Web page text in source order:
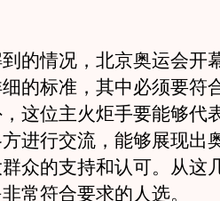
情况，北京奥运会开
的标准，其中必须要符
这位主火炬手要能够代
进行交流，能够展现出
众的支持和认可。从这
常符合要求的人选。